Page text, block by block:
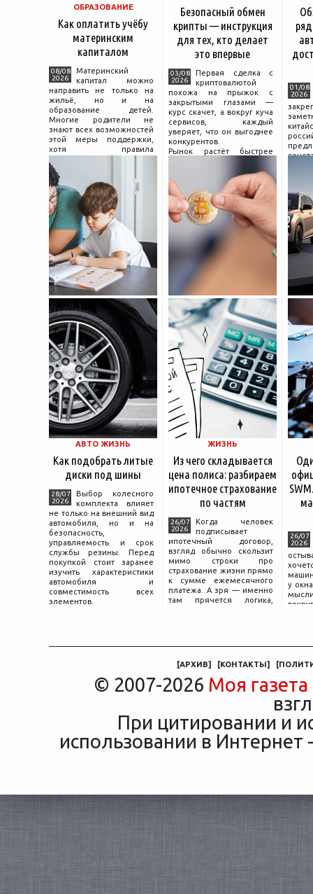
ОБРАЗОВАНИЕ
Как оплатить учёбу
материнским
капиталом
08/08
2026
Материнский
капитал можно
направить не только на
жильё, но и на
образование детей.
Многие родители не
знают всех возможностей
этой меры поддержки,
хотя правила
учёбу довольно понятны,
если разобраться в них
заранее и подготовить
Безопасный обмен
крипты — инструкция
для тех, кто делает
это впервые
03/08
2026
Первая сделка с
криптовалютой
похожа на прыжок с
закрытыми глазами —
курс скачет, а вокруг куча
сервисов, каждый
уверяет, что он выгоднее
конкурентов.
Рынок растёт быстрее
поведения на нём.
Петербургские
криптообменники,
московские
01/08
2026
АВТО ЖИЗНЬ
Как подобрать литые
диски под шины
28/07
2026
Выбор колесного
комплекта влияет
не только на внешний вид
автомобиля, но и на
безопасность,
управляемость и срок
службы резины. Перед
покупкой стоит заранее
изучить характеристики
автомобиля и
совместимость всех
элементов.
ЖИЗНЬ
Из чего складывается
цена полиса: разбираем
ипотечное страхование
по частям
26/07
2026
Когда человек
подписывает
ипотечный договор,
взгляд обычно скользит
мимо строки про
страхование жизни прямо
к сумме ежемесячного
платежа. А зря — именно
там прячется логика,
26/07
2026
у
мысли
[АРХИВ] [КОНТАКТЫ] [
© 2007-2026 Моя газета
При цитировании и
использовании в Интернет